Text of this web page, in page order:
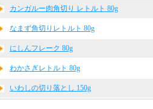
カンガルー肉角切り レトルト 80g
なまず角切りレトルト 80g
にしんフレーク 80g
わかさぎレトルト 80g
いわしの切り落とし 150g